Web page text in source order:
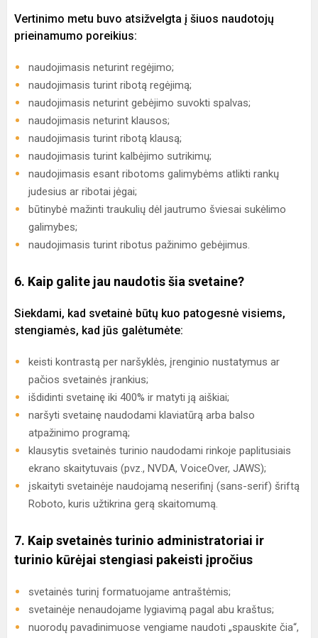
Vertinimo metu buvo atsižvelgta į šiuos naudotojų
prieinamumo poreikius:
naudojimasis neturint regėjimo;
naudojimasis turint ribotą regėjimą;
naudojimasis neturint gebėjimo suvokti spalvas;
naudojimasis neturint klausos;
naudojimasis turint ribotą klausą;
naudojimasis turint kalbėjimo sutrikimų;
naudojimasis esant ribotoms galimybėms atlikti rankų
judesius ar ribotai jėgai;
būtinybė mažinti traukulių dėl jautrumo šviesai sukėlimo
galimybes;
naudojimasis turint ribotus pažinimo gebėjimus.
6. Kaip galite jau naudotis šia svetaine?
Siekdami, kad svetainė būtų kuo patogesnė visiems,
stengiamės, kad jūs galėtumėte:
keisti kontrastą per naršyklės, įrenginio nustatymus ar
pačios svetainės įrankius;
išdidinti svetainę iki 400% ir matyti ją aiškiai;
naršyti svetainę naudodami klaviatūrą arba balso
atpažinimo programą;
klausytis svetainės turinio naudodami rinkoje paplitusiais
ekrano skaitytuvais (pvz., NVDA, VoiceOver, JAWS);
įskaityti svetainėje naudojamą neserifinį (sans-serif) šriftą
Roboto, kuris užtikrina gerą skaitomumą.
7. Kaip svetainės turinio administratoriai ir
turinio kūrėjai stengiasi pakeisti įpročius
svetainės turinį formatuojame antraštėmis;
svetainėje nenaudojame lygiavimą pagal abu kraštus;
nuorodų pavadinimuose vengiame naudoti „spauskite čia“,